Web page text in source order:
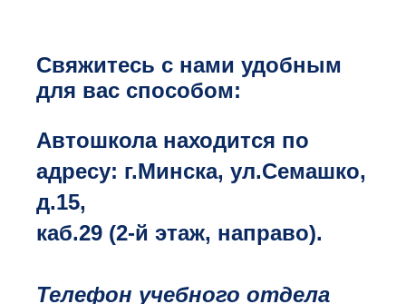
Свяжитесь с нами удобным
для вас способом:
Автошкола находится по
адресу: г.Минска, ул.Семашко,
д.15,
каб.29 (2-й этаж, направо).
Телефон учебного отдела